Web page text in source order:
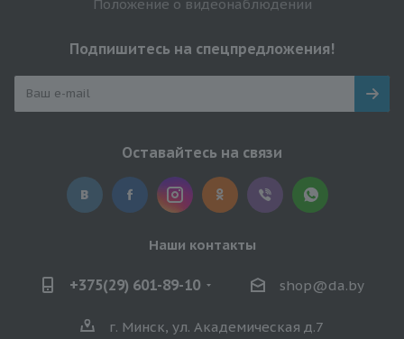
Положение о видеонаблюдении
Подпишитесь на спецпредложения!
Оставайтесь на связи
Наши контакты
+375(29) 601-89-10 shop@da.by
г. Минск, ул. Академическая д.7